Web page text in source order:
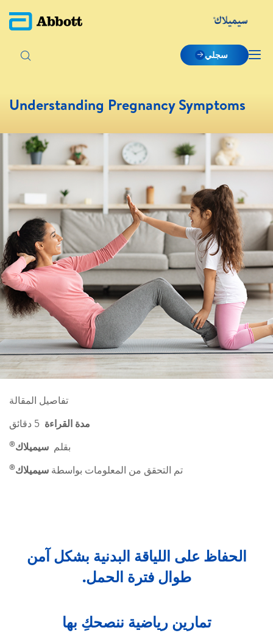
سجلي
Understanding Pregnancy Symptoms
تفاصيل المقالة
مدة القراءة
بقلم سيميلاك®
تم التحقق من المعلومات بواسطة سيميلاك®
الحفاظ على اللياقة البدنية بشكل آمن
طوال فترة الحمل.
تمارين رياضية ننصحكِ بها